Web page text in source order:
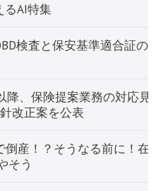
倒産！？そうなる前に！在
そう
降、保険提案業務の対応見
改正案を公表
検査と保安基準適合証の
るAI特集